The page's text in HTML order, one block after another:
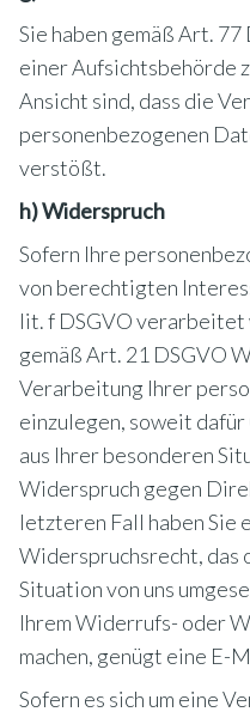
Sie haben gemäß Art. 77
einer Aufsichtsbehörde
Ansicht sind, dass die
personenbezogenen
verstößt.
h) Widerspruch
Sofern Ihre
von berechtigten
lit. f DSGVO verarbeitet
gemäß Art. 21 DSGVO
Verarbeitung Ihrer
einzulegen, soweit
aus Ihrer besonderen
Widerspruch gegen
letzteren Fall haben Sie
Widerspruchsrecht, das
Situation von uns
Ihrem Widerrufs- oder
machen, genügt eine E-
Sofern es sich um eine